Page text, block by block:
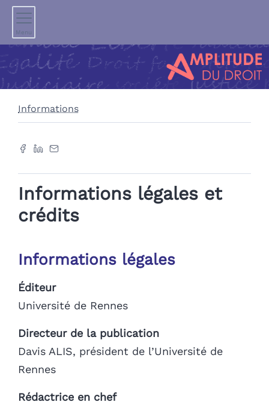
Menu
Informations
Informations légales et
crédits
Informations légales
Éditeur
Université de Rennes
Directeur de la publication
Davis ALIS, président de l’Université de
Rennes
Rédactrice en chef